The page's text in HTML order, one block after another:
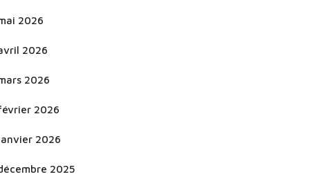
2026
2026
2026
2026
2026
2025